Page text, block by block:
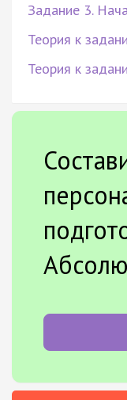
Задание 3.
Теория к
Теория к